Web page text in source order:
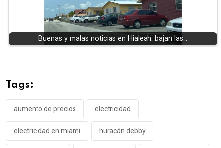
Buenas y malas noticias en Hialeah: bajan las…
Tags:
aumento de precios electricidad
electricidad en miami huracán debby